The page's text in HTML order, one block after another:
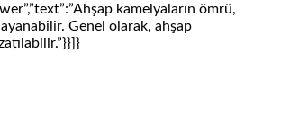
kamelyaların ömrü,
Genel olarak, ahşap